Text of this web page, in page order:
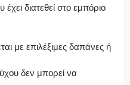
διατεθεί στο εμπόριο
με επιλέξιμες δαπάνες ή
δεν μπορεί να